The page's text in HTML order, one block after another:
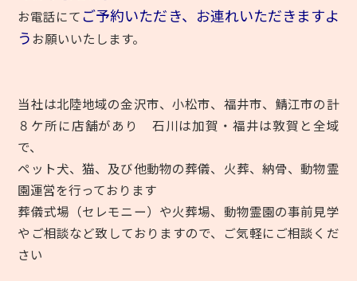
お電話にてご予約いただき、お連れいただきますよ
うお願いいたします。
当社は北陸地域の金沢市、小松市、福井市、鯖江市の計
８ケ所に店舗があり 石川は加賀・福井は敦賀と全域
で、
ペット犬、猫、及び他動物の葬儀、火葬、納骨、動物霊
園運営を行っております
葬儀式場（セレモニー）や火葬場、動物霊園の事前見学
やご相談など致しておりますので、ご気軽にご相談くだ
さい